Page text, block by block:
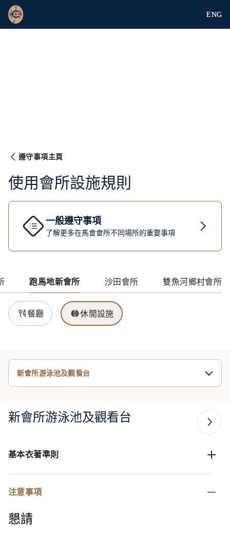
ENG
遵守事項主頁
使用會所設施規則
一般遵守事項
了解更多在馬會會所不同場所的重要事項
跑馬地新會所 沙田會所 雙魚河鄉村會所
餐廳 休閒設施
新會所游泳池及觀看台
新會所游泳池及觀看台
基本衣著準則
注意事項
懇請